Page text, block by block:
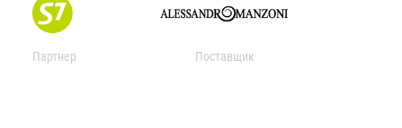
Партнер Поставщик